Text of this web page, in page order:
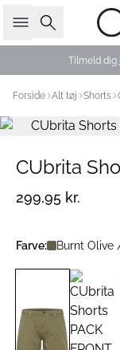
Søg
Tilmeld dig
Forside Alt tøj Shorts
CUbrita
299,95 kr.
Farve: Burnt Olive